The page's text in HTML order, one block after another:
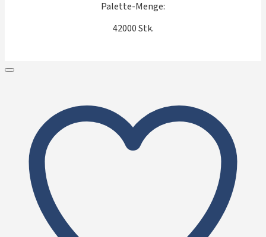
Palette-Menge:
42000 Stk.